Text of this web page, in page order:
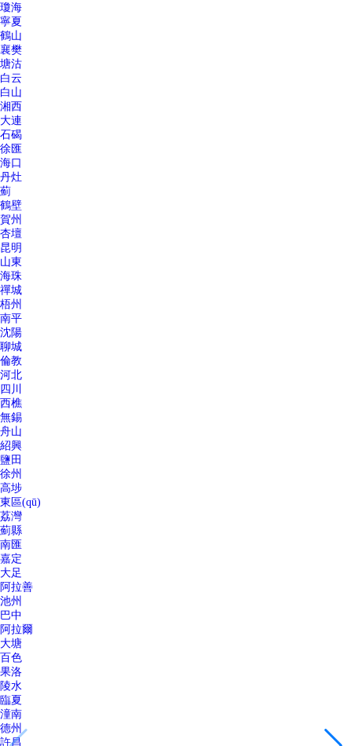
瓊海
寧夏
鶴山
襄樊
塘沽
白云
白山
湘西
大連
石碣
徐匯
海口
丹灶
薊
鶴壁
賀州
杏壇
昆明
山東
海珠
禪城
梧州
南平
沈陽
聊城
倫教
河北
四川
西樵
無錫
舟山
紹興
鹽田
徐州
高埗
東區(qū)
荔灣
薊縣
南匯
嘉定
大足
阿拉善
池州
巴中
阿拉爾
大塘
百色
果洛
陵水
臨夏
潼南
德州
許昌